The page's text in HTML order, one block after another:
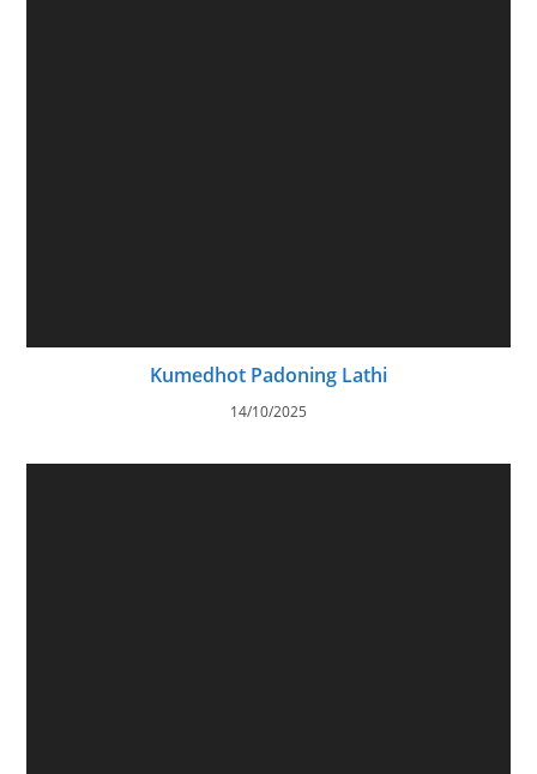
Kumedhot Padoning Lathi
14/10/2025